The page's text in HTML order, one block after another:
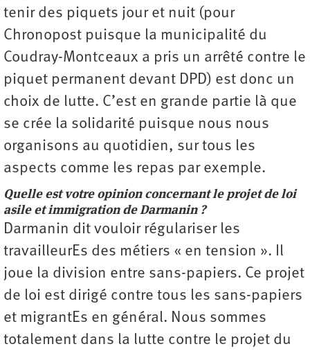
tenir des piquets jour et nuit (pour
Chronopost puisque la municipalité du
Coudray-Montceaux a pris un arrêté contre le
piquet permanent devant DPD) est donc un
choix de lutte. C’est en grande partie là que
se crée la solidarité puisque nous nous
organisons au quotidien, sur tous les
aspects comme les repas par exemple.
Quelle est votre opinion concernant le projet de loi
asile et immigration de Darmanin ?
Darmanin dit vouloir régulariser les
travailleurEs des métiers « en tension ». Il
joue la division entre sans-papiers. Ce projet
de loi est dirigé contre tous les sans-papiers
et migrantEs en général. Nous sommes
totalement dans la lutte contre le projet du